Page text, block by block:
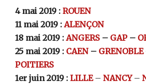
4 mai 2019 : ROUEN
11 mai 2019 : ALENÇON
18 mai 2019 : ANGERS – GAP –
25 mai 2019 : CAEN – GRENOBLE
POITIERS
1er juin 2019 : LILLE– NANCY–